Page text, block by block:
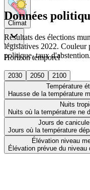
Climat
Horizon temporel
2030 2050
2100
Température
Hausse de la température
Nuits
Nuits où la température ne
Jours de canicule
Jours où la température
Élévation niveau
Élévation prévue du niveau
Données
Résultats des élections
législatives 2022. Couleur
politique, taux d'abstention.